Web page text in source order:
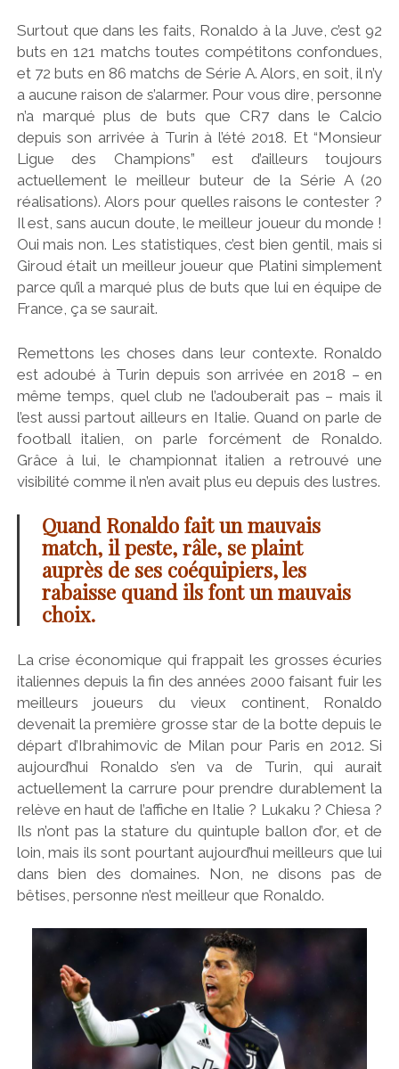
Surtout que dans les faits, Ronaldo à la Juve, c’est 92
buts en 121 matchs toutes compétitons confondues,
et 72 buts en 86 matchs de Série A. Alors, en soit, il n’y
a aucune raison de s’alarmer. Pour vous dire, personne
n’a marqué plus de buts que CR7 dans le Calcio
depuis son arrivée à Turin à l’été 2018. Et “Monsieur
Ligue des Champions” est d’ailleurs toujours
actuellement le meilleur buteur de la Série A (20
réalisations). Alors pour quelles raisons le contester ?
Il est, sans aucun doute, le meilleur joueur du monde !
Oui mais non. Les statistiques, c’est bien gentil, mais si
Giroud était un meilleur joueur que Platini simplement
parce qu’il a marqué plus de buts que lui en équipe de
France, ça se saurait.
Remettons les choses dans leur contexte. Ronaldo
est adoubé à Turin depuis son arrivée en 2018 – en
même temps, quel club ne l’adouberait pas – mais il
l’est aussi partout ailleurs en Italie. Quand on parle de
football italien, on parle forcément de Ronaldo.
Grâce à lui, le championnat italien a retrouvé une
visibilité comme il n’en avait plus eu depuis des lustres.
Quand Ronaldo fait un mauvais
match, il peste, râle, se plaint
auprès de ses coéquipiers, les
rabaisse quand ils font un mauvais
choix.
La crise économique qui frappait les grosses écuries
italiennes depuis la fin des années 2000 faisant fuir les
meilleurs joueurs du vieux continent, Ronaldo
devenait la première grosse star de la botte depuis le
départ d’Ibrahimovic de Milan pour Paris en 2012. Si
aujourd’hui Ronaldo s’en va de Turin, qui aurait
actuellement la carrure pour prendre durablement la
relève en haut de l’affiche en Italie ? Lukaku ? Chiesa ?
Ils n’ont pas la stature du quintuple ballon d’or, et de
loin, mais ils sont pourtant aujourd’hui meilleurs que lui
dans bien des domaines. Non, ne disons pas de
bêtises, personne n’est meilleur que Ronaldo.